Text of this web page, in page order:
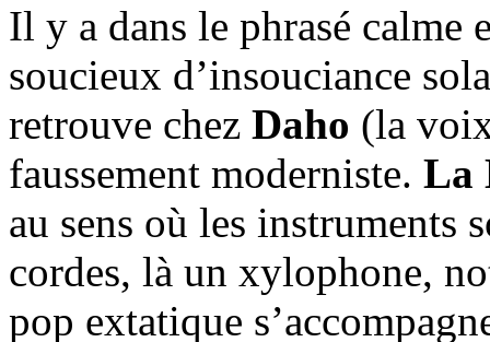
Il y a dans le phrasé calme
soucieux d’insouciance
retrouve chez Daho (la
faussement moderniste. La
au sens où les instruments
cordes, là un xylophone,
pop extatique